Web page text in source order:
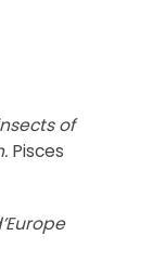
of
Pisces